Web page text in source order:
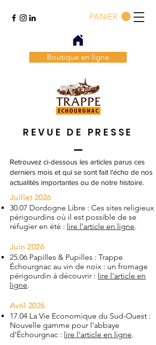
PANIER
Boutique en ligne
REVUE DE PRESSE
Retrouvez ci-dessous les articles parus ces
derniers mois et qui se sont fait l'écho de nos
actualités importantes ou de notre histoire.
Juillet 2026
30.07 Dordogne Libre : Ces sites religieux
périgourdins où il est possible de se
réfugier en été : lire l'article en ligne.
Juin 2026
25.06 Papilles & Pupilles : Trappe
Échourgnac au vin de noix : un fromage
périgourdin à découvrir : lire l'article en
ligne.
Avril 2026
17.04 La Vie Economique du Sud-Ouest :
Nouvelle gamme pour l’abbaye
d’Échourgnac : lire l'article en ligne.